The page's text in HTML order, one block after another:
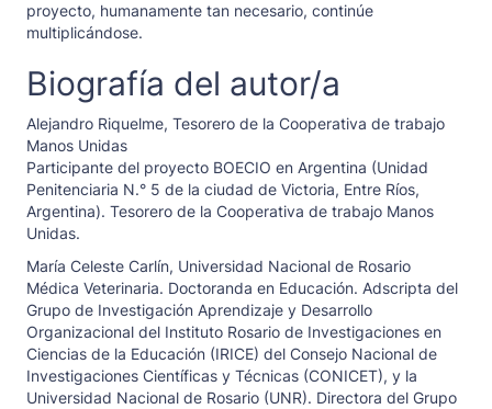
proyecto, humanamente tan necesario, continúe
multiplicándose.
Biografía del autor/a
Alejandro Riquelme, Tesorero de la Cooperativa de trabajo
Manos Unidas
Participante del proyecto BOECIO en Argentina (Unidad
Penitenciaria N.° 5 de la ciudad de Victoria, Entre Ríos,
Argentina). Tesorero de la Cooperativa de trabajo Manos
Unidas.
María Celeste Carlín, Universidad Nacional de Rosario
Médica Veterinaria. Doctoranda en Educación. Adscripta del
Grupo de Investigación Aprendizaje y Desarrollo
Organizacional del Instituto Rosario de Investigaciones en
Ciencias de la Educación (IRICE) del Consejo Nacional de
Investigaciones Científicas y Técnicas (CONICET), y la
Universidad Nacional de Rosario (UNR). Directora del Grupo